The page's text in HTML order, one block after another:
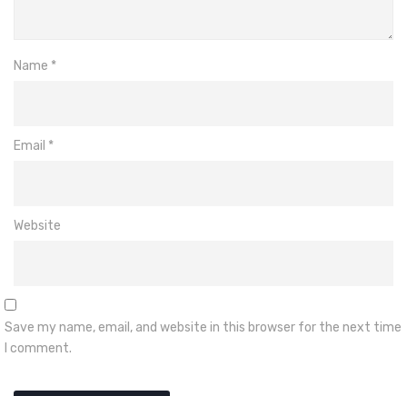
Name *
Email *
Website
Save my name, email, and website in this browser for the next time
I comment.